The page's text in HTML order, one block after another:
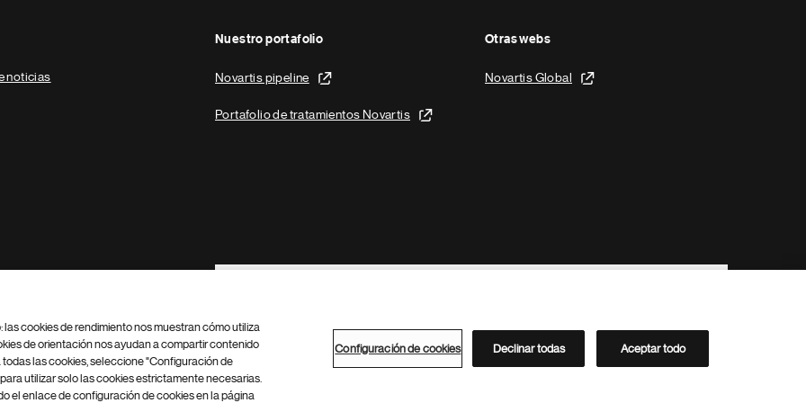
noticias
Nuestro portafolio
Novartis pipeline
Portafolio de tratamientos Novartis
Otras webs
Novartis Global
Footer Site Search
Configuración de cookies Mapa del sitio
Directorio de Novartis
cookies de rendimiento nos muestran cómo utiliza
de orientación nos ayudan a compartir contenido
las cookies, seleccione "Configuración de
utilizar solo las cookies estrictamente necesarias.
el enlace de configuración de cookies en la página
Configuración de cookies Declinar todas Aceptar todo